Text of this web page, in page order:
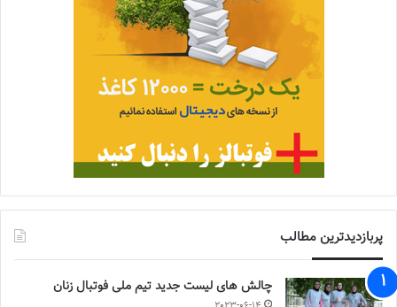
پربازدیدترین مطالب
چالش هاى ليست جدید تيم ملى فوتبال زنان